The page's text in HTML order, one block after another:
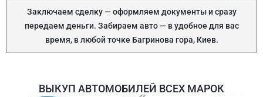
Заключаем сделку — оформляем документы и сразу
передаем деньги. Забираем авто — в удобное для вас
время, в любой точке Багринова гора, Киев.
ВЫКУП АВТОМОБИЛЕЙ ВСЕХ МАРОК